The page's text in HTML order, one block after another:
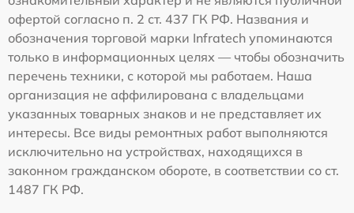
офертой согласно п. 2 ст. 437 ГК РФ. Названия и
обозначения торговой марки Infratech упоминаются
только в информационных целях — чтобы обозначить
перечень техники, с которой мы работаем. Наша
организация не аффилирована с владельцами
указанных товарных знаков и не представляет их
интересы. Все виды ремонтных работ выполняются
исключительно на устройствах, находящихся в
законном гражданском обороте, в соответствии со ст.
1487 ГК РФ.